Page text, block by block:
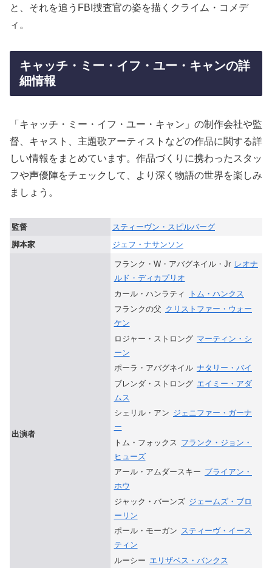
と、それを追うFBI捜査官の姿を描くクライム・コメデ
ィ。
キャッチ・ミー・イフ・ユー・キャンの詳
細情報
「キャッチ・ミー・イフ・ユー・キャン」の制作会社や監
督、キャスト、主題歌アーティストなどの作品に関する詳
しい情報をまとめています。作品づくりに携わったスタッ
フや声優陣をチェックして、より深く物語の世界を楽しみ
ましょう。
監督
スティーヴン・スピルバーグ
脚本家
ジェフ・ナサンソン
出演者
フランク・W・アバグネイル・Jr レオナ
ルド・ディカプリオ
カール・ハンラティ
トム・ハンクス
フランクの父 クリストファー・ウォー
ケン
ロジャー・ストロング マーティン・シ
ーン
ポーラ・アバグネイル ナタリー・バイ
ブレンダ・ストロング エイミー・アダ
ムス
シェリル・アン ジェニファー・ガーナ
ー
トム・フォックス フランク・ジョン・
ヒューズ
アール・アムダースキー ブライアン・
ホウ
ジャック・バーンズ ジェームズ・ブロ
ーリン
ポール・モーガン スティーヴ・イース
ティン
ルーシー エリザベス・バンクス